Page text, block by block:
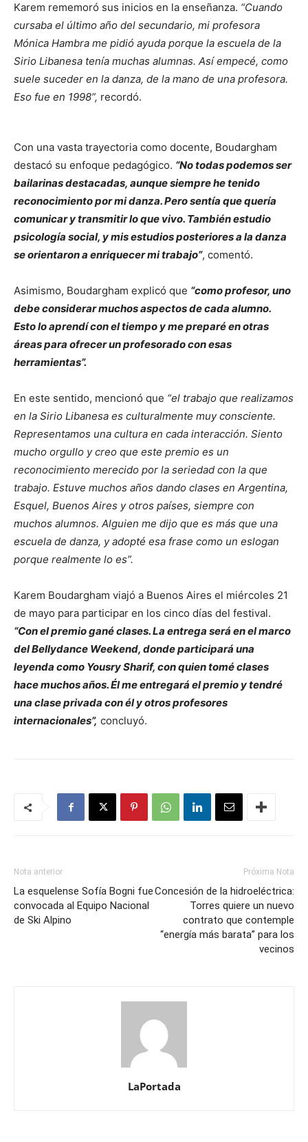
Karem rememoró sus inicios en la enseñanza. “Cuando
cursaba el último año del secundario, mi profesora
Mónica Hambra me pidió ayuda porque la escuela de la
Sirio Libanesa tenía muchas alumnas. Así empecé, como
suele suceder en la danza, de la mano de una profesora.
Eso fue en 1998”, recordó.
Con una vasta trayectoria como docente, Boudargham
destacó su enfoque pedagógico. “No todas podemos ser
bailarinas destacadas, aunque siempre he tenido
reconocimiento por mi danza. Pero sentía que quería
comunicar y transmitir lo que vivo. También estudio
psicología social, y mis estudios posteriores a la danza
se orientaron a enriquecer mi trabajo”, comentó.
Asimismo, Boudargham explicó que “como profesor, uno
debe considerar muchos aspectos de cada alumno.
Esto lo aprendí con el tiempo y me preparé en otras
áreas para ofrecer un profesorado con esas
herramientas”.
En este sentido, mencionó que “el trabajo que realizamos
en la Sirio Libanesa es culturalmente muy consciente.
Representamos una cultura en cada interacción. Siento
mucho orgullo y creo que este premio es un
reconocimiento merecido por la seriedad con la que
trabajo. Estuve muchos años dando clases en Argentina,
Esquel, Buenos Aires y otros países, siempre con
muchos alumnos. Alguien me dijo que es más que una
escuela de danza, y adopté esa frase como un eslogan
porque realmente lo es”.
Karem Boudargham viajó a Buenos Aires el miércoles 21
de mayo para participar en los cinco días del festival.
“Con el premio gané clases. La entrega será en el marco
del Bellydance Weekend, donde participará una
leyenda como Yousry Sharif, con quien tomé clases
hace muchos años. Él me entregará el premio y tendré
una clase privada con él y otros profesores
internacionales”, concluyó.
Nota anterior
La esquelense Sofía Bogni fue
convocada al Equipo Nacional
de Ski Alpino
Próxima Nota
Concesión de la hidroeléctrica:
Torres quiere un nuevo
contrato que contemple
“energía más barata” para los
vecinos
LaPortada